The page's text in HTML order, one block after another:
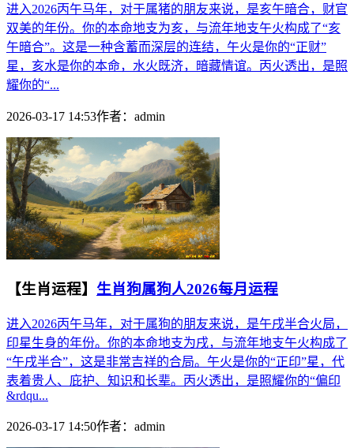
进入2026丙午马年，对于属猪的朋友来说，是亥午暗合，财官
双美的年份。你的本命地支为亥，与流年地支午火构成了“亥
午暗合”。这是一种含蓄而深层的连结，午火是你的“正财”
星，亥水是你的本命，水火既济，暗藏情谊。丙火透出，是照
耀你的“...
2026-03-17 14:53作者： admin
【生肖运程】 生肖狗属狗人2026每月运程
进入2026丙午马年，对于属狗的朋友来说，是午戌半合火局，
印星生身的年份。你的本命地支为戌，与流年地支午火构成了
“午戌半合”，这是非常吉祥的合局。午火是你的“正印”星，代
表着贵人、庇护、知识和长辈。丙火透出，是照耀你的“偏印
&rdqu...
2026-03-17 14:50作者： admin